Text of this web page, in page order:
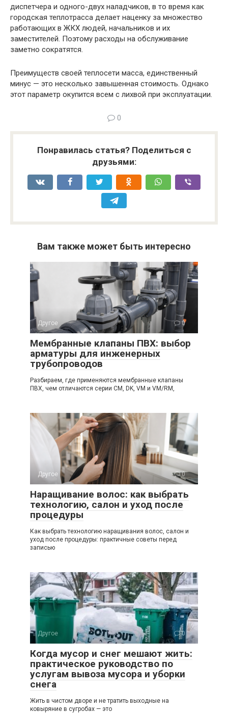
диспетчера и одного-двух наладчиков, в то время как
городская теплотрасса делает наценку за множество
работающих в ЖКХ людей, начальников и их
заместителей. Поэтому расходы на обслуживание
заметно сократятся.
Преимуществ своей теплосети масса, единственный
минус — это несколько завышенная стоимость. Однако
этот параметр окупится всем с лихвой при эксплуатации.
0
Понравилась статья? Поделиться с
друзьями:
Вам также может быть интересно
Другое 0
Мембранные клапаны ПВХ: выбор
арматуры для инженерных
трубопроводов
Разбираем, где применяются мембранные клапаны
ПВХ, чем отличаются серии CM, DK, VM и VM/RM,
Другое 0
Наращивание волос: как выбрать
технологию, салон и уход после
процедуры
Как выбрать технологию наращивания волос, салон и
уход после процедуры: практичные советы перед
записью
Другое 0
Когда мусор и снег мешают жить:
практическое руководство по
услугам вывоза мусора и уборки
снега
Жить в чистом дворе и не тратить выходные на
ковыряние в сугробах — это